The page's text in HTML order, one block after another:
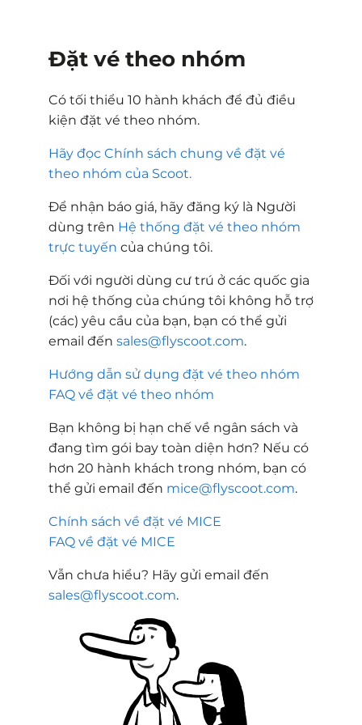
Đặt vé theo nhóm
Có tối thiểu 10 hành khách để đủ điều
kiện đặt vé theo nhóm.
Hãy đọc Chính sách chung về đặt vé
theo nhóm của Scoot.
Để nhận báo giá, hãy đăng ký là Người
dùng trên Hệ thống đặt vé theo nhóm
trực tuyến của chúng tôi.
Đối với người dùng cư trú ở các quốc gia
nơi hệ thống của chúng tôi không hỗ trợ
(các) yêu cầu của bạn, bạn có thể gửi
email đến sales@flyscoot.com.
Hướng dẫn sử dụng đặt vé theo nhóm
FAQ về đặt vé theo nhóm
Bạn không bị hạn chế về ngân sách và
đang tìm gói bay toàn diện hơn? Nếu có
hơn 20 hành khách trong nhóm, bạn có
thể gửi email đến mice@flyscoot.com.
Chính sách về đặt vé MICE
FAQ về đặt vé MICE
Vẫn chưa hiểu? Hãy gửi email đến
sales@flyscoot.com.